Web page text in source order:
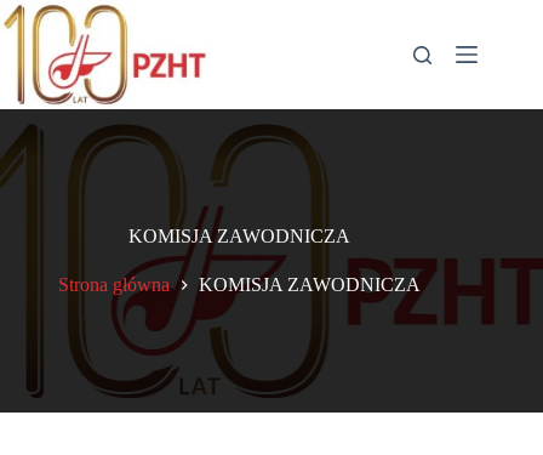
Przejdź
do
KOMISJA ZAWODNICZA
Strona główna KOMISJA ZAWODNICZA